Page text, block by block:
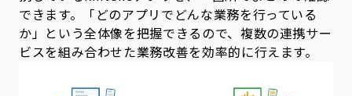
できます。「どのアプリでどんな業務を行っている
か」という全体像を把握できるので、複数の連携サー
ビスを組み合わせた業務改善を効率的に行えます。